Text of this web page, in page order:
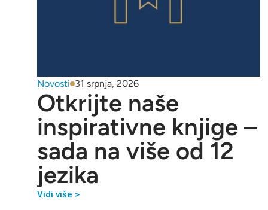
Novosti 31 srpnja, 2026
Otkrijte naše
inspirativne knjige –
sada na više od 12
jezika
Vidi više >